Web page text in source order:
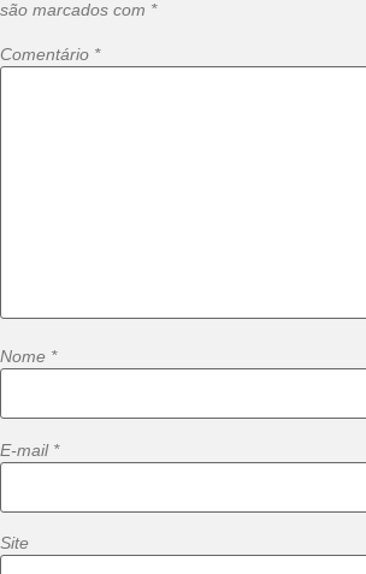
são marcados com *
Comentário *
Nome *
E-mail *
Site